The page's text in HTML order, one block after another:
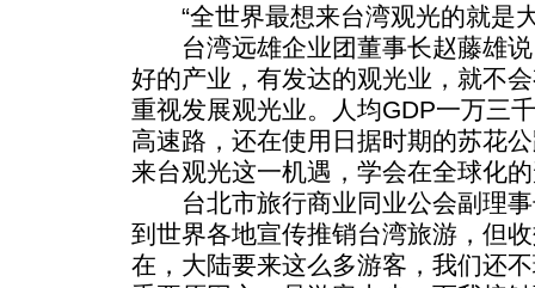
“全世界最想来台湾观光的就是
台湾远雄企业团董事长赵藤雄说
好的产业，有发达的观光业，就不
重视发展观光业。人均GDP一万三
高速路，还在使用日据时期的苏花
来台观光这一机遇，学会在全球化
台北市旅行商业同业公会副理事
到世界各地宣传推销台湾旅游，但
在，大陆要来这么多游客，我们还